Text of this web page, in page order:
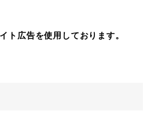
ト広告を使用しております。